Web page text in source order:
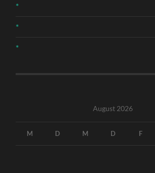
*
*
*
August 2026
M D M D F